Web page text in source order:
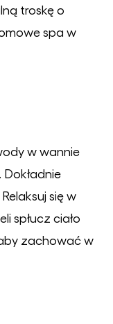
troskę o
spa w
w wannie
się w
spłucz ciało
zachować w